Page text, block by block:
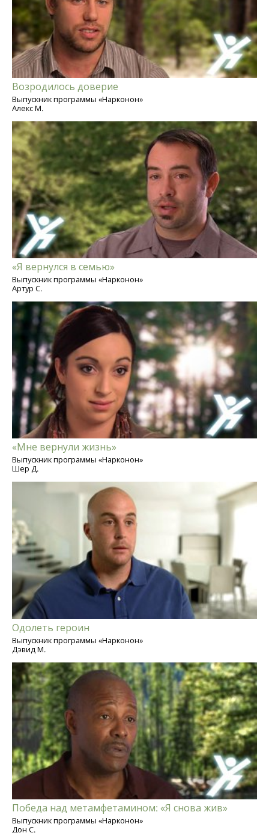
Возродилось доверие
Выпускник программы «Нарконон»
Алекс М.
«Я вернулся в семью»
Выпускник программы «Нарконон»
Артур С.
«Мне вернули жизнь»
Выпускник программы «Нарконон»
Шер Д.
Одолеть героин
Выпускник программы «Нарконон»
Дэвид М.
Победа над метамфетамином: «Я снова жив»
Выпускник программы «Нарконон»
Дон С.